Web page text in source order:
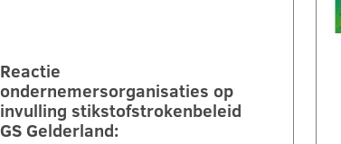
Reactie
ondernemersorganisaties op
invulling stikstofstrokenbeleid
GS Gelderland: